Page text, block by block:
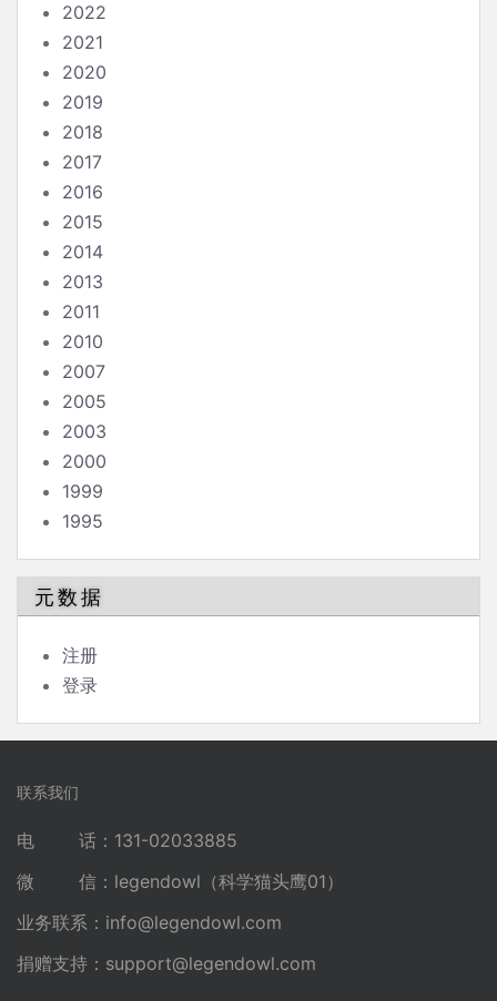
2022
2021
2020
2019
2018
2017
2016
2015
2014
2013
2011
2010
2007
2005
2003
2000
1999
1995
元数据
注册
登录
联系我们
电 话：131-02033885
微 信：legendowl（科学猫头鹰01）
业务联系： info@legendowl.com
捐赠支持： support@legendowl.com